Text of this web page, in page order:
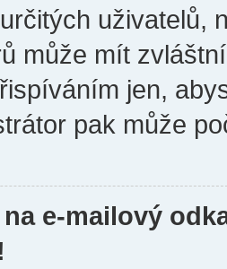
uživatelů,
může mít
jen,
pak může
e-mailový